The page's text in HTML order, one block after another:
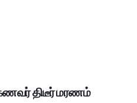
திடீர் மரணம்